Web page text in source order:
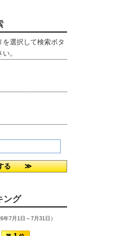
を選択して検索ボタ
。
ング
年7月1日～7月31日）